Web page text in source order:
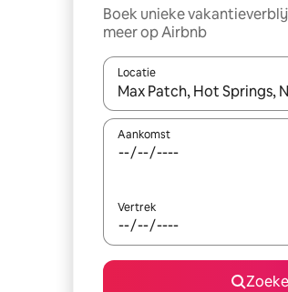
Boek unieke
meer op Airbnb
Locatie
Wanneer er resultaten
Aankomst
Vertrek